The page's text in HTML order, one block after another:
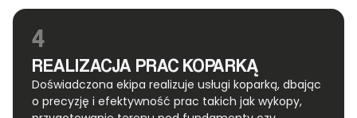
4
REALIZACJA PRAC KOPARKĄ
Doświadczona ekipa realizuje usługi koparką, dbając
o precyzję i efektywność prac takich jak wykopy,